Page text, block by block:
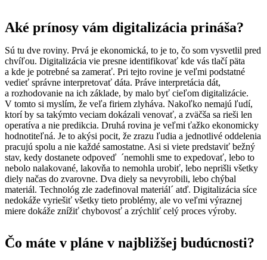
Aké prínosy vám digitalizácia prináša?
Sú tu dve roviny. Prvá je ekonomická, to je to, čo som vysvetlil pred
chvíľou. Digitalizácia vie presne identifikovať kde vás tlačí päta
a kde je potrebné sa zamerať. Pri tejto rovine je veľmi podstatné
vedieť správne interpretovať dáta. Práve interpretácia dát,
a rozhodovanie na ich základe, by malo byť cieľom digitalizácie.
V tomto si myslím, že veľa firiem zlyháva. Nakoľko nemajú ľudí,
ktorí by sa takýmto veciam dokázali venovať, a zväčša sa rieši len
operatíva a nie predikcia. Druhá rovina je veľmi ťažko ekonomicky
hodnotiteľná. Je to akýsi pocit, že zrazu ľudia a jednotlivé oddelenia
pracujú spolu a nie každé samostatne. Asi si viete predstaviť bežný
stav, kedy dostanete odpoveď ´nemohli sme to expedovať, lebo to
nebolo nalakované, lakovňa to nemohla urobiť, lebo neprišli všetky
diely načas do zvarovne. Dva diely sa nevyrobili, lebo chýbal
materiál. Technológ zle zadefinoval materiál´ atď. Digitalizácia síce
nedokáže vyriešiť všetky tieto problémy, ale vo veľmi výraznej
miere dokáže znížiť chybovosť a zrýchliť celý proces výroby.
Čo máte v pláne v najbližšej budúcnosti?